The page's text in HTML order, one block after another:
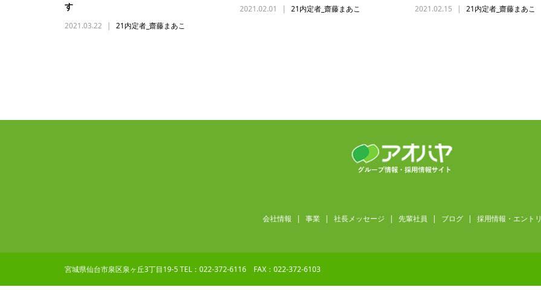
す
2021.03.22 21内定者_齋藤まあこ
2021.02.01 21内定者_齋藤まあこ 2021.02.15 21内定者_齋藤まあこ
会社情報 事業 社長メッセージ 先輩社員 ブログ 採用情報・エント
宮城県仙台市泉区泉ヶ丘3丁目19-5 TEL：022-372-6116 FAX：022-372-6103